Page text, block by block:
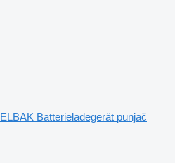
ELBAK Batterieladegerät punjač